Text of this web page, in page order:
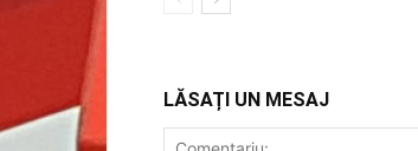
LĂSAȚI UN MESAJ